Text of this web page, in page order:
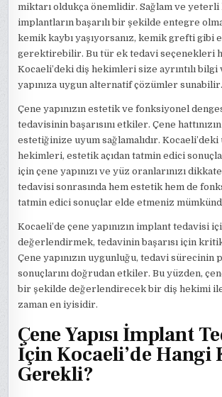
miktarı oldukça önemlidir. Sağlam ve yeterli
implantların başarılı bir şekilde entegre
kemik kaybı yaşıyorsanız, kemik grefti gibi
gerektirebilir. Bu tür ek tedavi seçenekleri
Kocaeli’deki diş hekimleri size ayrıntılı
yapınıza uygun alternatif çözümler sunabilir.
Çene yapınızın estetik ve fonksiyonel
tedavisinin başarısını etkiler. Çene
estetiğinize uyum sağlamalıdır. Kocaeli’deki
hekimleri, estetik açıdan tatmin edici
için çene yapınızı ve yüz oranlarınızı
tedavisi sonrasında hem estetik hem de
tatmin edici sonuçlar elde etmeniz
Kocaeli’de çene yapınızın implant tedavisi
değerlendirmek, tedavinin başarısı için
Çene yapınızın uygunluğu, tedavi sürecinin
sonuçlarını doğrudan etkiler. Bu yüzden,
bir şekilde değerlendirecek bir diş hekimi
zaman en iyisidir.
Çene Yapısı İmplant
İçin Kocaeli’de Hangi
Gerekli?